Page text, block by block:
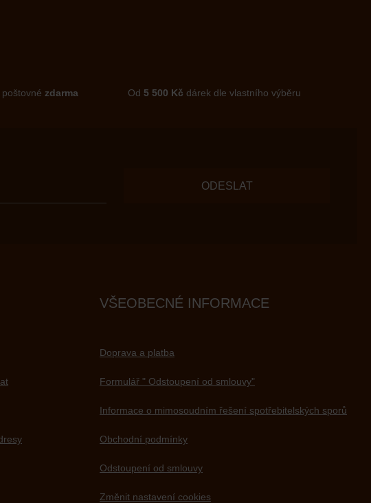
poštovné zdarma Od 5 500 Kč dárek dle vlastního výběru
ODESLAT
VŠEOBECNÉ INFORMACE
Doprava a platba
Formulář " Odstoupení od smlouvy"
Informace o mimosoudním řešení spotřebitelských sporů
Obchodní podmínky
Odstoupení od smlouvy
Změnit nastavení cookies